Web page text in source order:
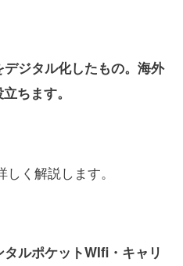
ジタル化したもの。海外
ちます。
く解説します。
タルポケットWIfi・キャリ